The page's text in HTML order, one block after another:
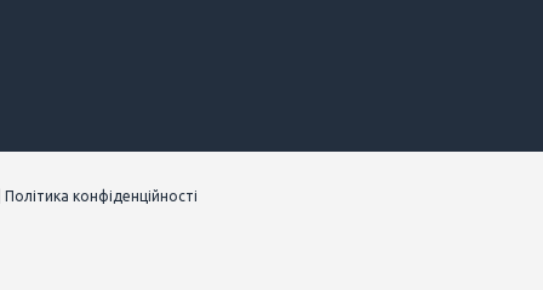
Політика конфіденційності